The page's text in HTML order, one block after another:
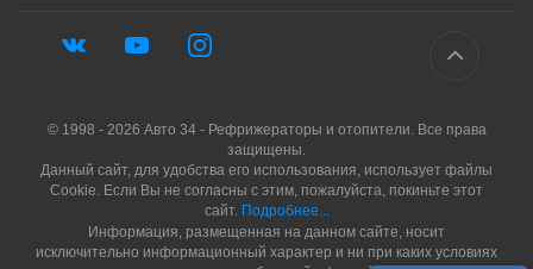
© 1998 - 2026 Авто 34 - Рефрижераторы и отопители. Все права
защищены.
Данный сайт, для удобства его использования, использует файлы
Cookie. Если Вы не согласны с этим, пожалуйста, покиньте этот
сайт. Подробнее...
Информация, размещенная на данном сайте, носит
исключительно информационный характер и ни при каких условиях